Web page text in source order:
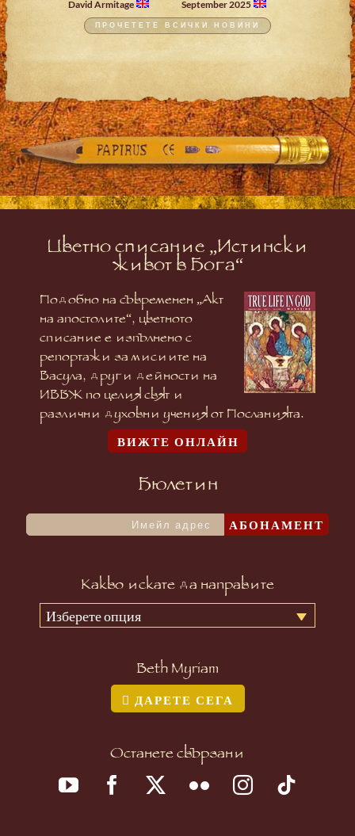
David Armitage September 2025
ПРОЧЕТЕТЕ ВСИЧКИ НОВИНИ
Цветно списание „Истински
живот в Бога“
Подобно на съвременен „Акт
на апостолите“, цветното
списание е изпълнено с
репортажи за мисиите на
Васула, други дейности на
ИВБЖ по целия свят и
различни духовни учения от Посланията.
ВИЖТЕ ОНЛАЙН
Бюлетин
АБОНАМЕНТ
Какво искате да направите
Изберете опция
Beth Myriam
ДАРЕТЕ СЕГА
Останете свързани